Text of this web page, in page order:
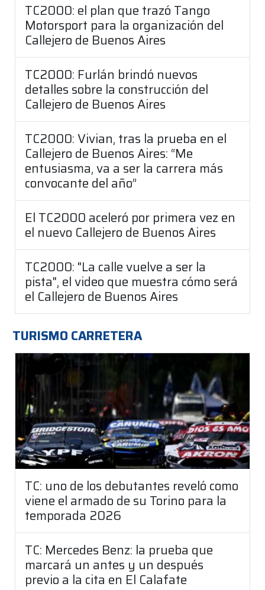
TC2000: el plan que trazó Tango
Motorsport para la organización del
Callejero de Buenos Aires
TC2000: Furlán brindó nuevos
detalles sobre la construcción del
Callejero de Buenos Aires
TC2000: Vivian, tras la prueba en el
Callejero de Buenos Aires: “Me
entusiasma, va a ser la carrera más
convocante del año”
El TC2000 aceleró por primera vez en
el nuevo Callejero de Buenos Aires
TC2000: "La calle vuelve a ser la
pista", el video que muestra cómo será
el Callejero de Buenos Aires
TURISMO CARRETERA
TC: uno de los debutantes reveló como
viene el armado de su Torino para la
temporada 2026
TC: Mercedes Benz: la prueba que
marcará un antes y un después
previo a la cita en El Calafate